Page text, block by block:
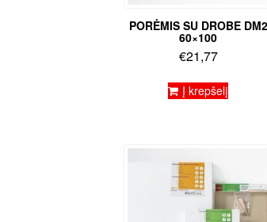
PORĖMIS SU DROBE DM2
60×100
€21,77
Į krepšelį